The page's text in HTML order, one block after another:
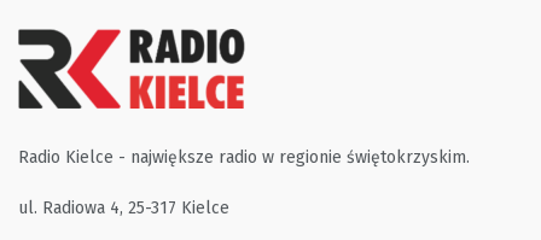
Radio Kielce - największe radio w regionie świętokrzyskim.
ul. Radiowa 4, 25-317 Kielce